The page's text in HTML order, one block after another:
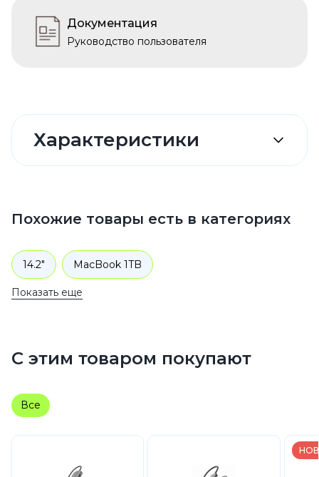
Документация
Руководство пользователя
Характеристики
Похожие товары есть в категориях
14.2" MacBook 1TB
Ноутбуки Apple MacBook
Показать еще
С этим товаром покупают
Все